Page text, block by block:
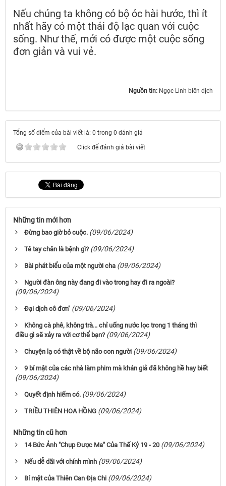
Nếu chúng ta không có bộ óc hài hước, thì ít
nhất hãy có một thái độ lạc quan với cuộc
sống. Như thế, mới có được một cuộc sống
đơn giản và vui vẻ.
Nguồn tin: Ngọc Linh biên dịch
Tổng số điểm của bài viết là: 0 trong 0 đánh giá
Click để đánh giá bài viết
Những tin mới hơn
Đừng bao giờ bỏ cuộc. (09/06/2024)
Tê tay chân là bệnh gì? (09/06/2024)
Bài phát biểu của một người cha (09/06/2024)
Người đàn ông này đang đi vào trong hay đi ra ngoài?
(09/06/2024)
Đại dịch cô đơn" (09/06/2024)
Không cà phê, không trà... chỉ uống nước lọc trong 1 tháng thì
điều gì sẽ xảy ra với cơ thể bạn? (09/06/2024)
Chuyện lạ có thật về bộ não con người (09/06/2024)
9 bí mật của các nhà làm phim mà khán giả đã không hề hay biết
(09/06/2024)
Quyết định hiếm có. (09/06/2024)
TRIỀU THIÊN HOA HỒNG (09/06/2024)
Những tin cũ hơn
14 Bức Ảnh "Chụp Được Ma" Của Thế Kỷ 19 - 20 (09/06/2024)
Nếu dễ dãi với chính mình (09/06/2024)
Bí mật của Thiên Can Địa Chi (09/06/2024)